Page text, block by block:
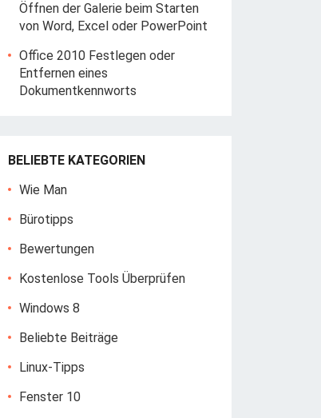
Öffnen der Galerie beim Starten
von Word, Excel oder PowerPoint
Office 2010 Festlegen oder
Entfernen eines
Dokumentkennworts
BELIEBTE KATEGORIEN
Wie Man
Bürotipps
Bewertungen
Kostenlose Tools Überprüfen
Windows 8
Beliebte Beiträge
Linux-Tipps
Fenster 10